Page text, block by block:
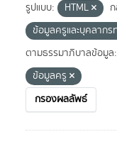
รูปแบบ: HTML
ข้อมูลครูและบุคลากร
ตามธรรมาภิบาลข้อมูล:
ข้อมูลครู
กรองผลลัพธ์